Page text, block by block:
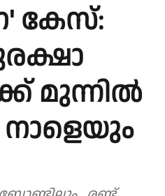
കേസ്:
മുന്നിൽ
നാളെയും